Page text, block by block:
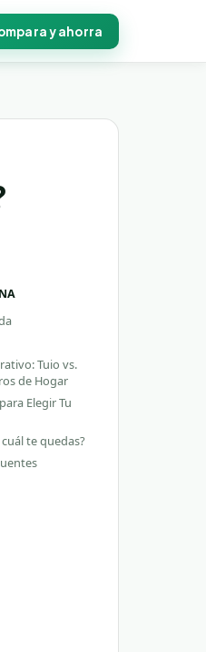
y ahorra
Tuio vs.
de Hogar
Elegir Tu
te quedas?